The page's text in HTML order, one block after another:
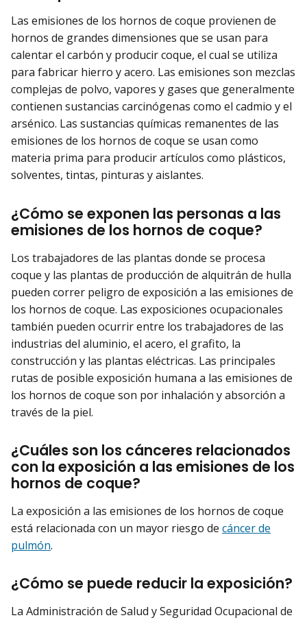
Las emisiones de los hornos de coque provienen de
hornos de grandes dimensiones que se usan para
calentar el carbón y producir coque, el cual se utiliza
para fabricar hierro y acero. Las emisiones son mezclas
complejas de polvo, vapores y gases que generalmente
contienen sustancias carcinógenas como el cadmio y el
arsénico. Las sustancias químicas remanentes de las
emisiones de los hornos de coque se usan como
materia prima para producir artículos como plásticos,
solventes, tintas, pinturas y aislantes.
¿Cómo se exponen las personas a las
emisiones de los hornos de coque?
Los trabajadores de las plantas donde se procesa
coque y las plantas de producción de alquitrán de hulla
pueden correr peligro de exposición a las emisiones de
los hornos de coque. Las exposiciones ocupacionales
también pueden ocurrir entre los trabajadores de las
industrias del aluminio, el acero, el grafito, la
construcción y las plantas eléctricas. Las principales
rutas de posible exposición humana a las emisiones de
los hornos de coque son por inhalación y absorción a
través de la piel.
¿Cuáles son los cánceres relacionados
con la exposición a las emisiones de los
hornos de coque?
La exposición a las emisiones de los hornos de coque
está relacionada con un mayor riesgo de cáncer de
pulmón.
¿Cómo se puede reducir la exposición?
La Administración de Salud y Seguridad Ocupacional de